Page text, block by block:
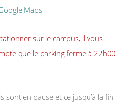
Maps
sur le campus, il vous
que le parking ferme à 22h00
sont en pause et ce jusqu’à la fin